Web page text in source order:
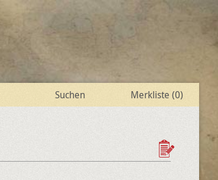
Suchen Merkliste (0)